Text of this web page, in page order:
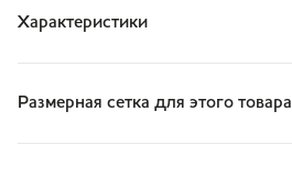
Характеристики
Размерная сетка для этого товара